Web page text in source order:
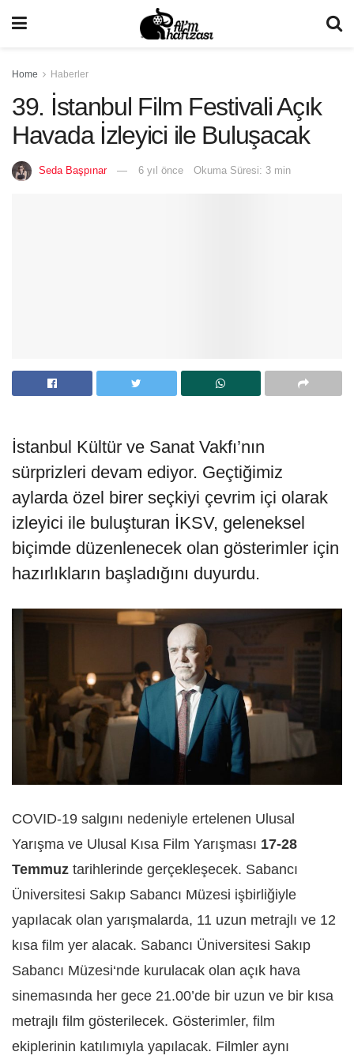
Home Haberler
39. İstanbul Film Festivali Açık
Havada İzleyici ile Buluşacak
Seda Başpınar 6 yıl önce Okuma Süresi: 3 min
İstanbul Kültür ve Sanat Vakfı’nın
sürprizleri devam ediyor. Geçtiğimiz
aylarda özel birer seçkiyi çevrim içi olarak
izleyici ile buluşturan İKSV, geleneksel
biçimde düzenlenecek olan gösterimler için
hazırlıkların başladığını duyurdu.
COVID-19 salgını nedeniyle ertelenen Ulusal
Yarışma ve Ulusal Kısa Film Yarışması 17-28
Temmuz tarihlerinde gerçekleşecek. Sabancı
Üniversitesi Sakıp Sabancı Müzesi işbirliğiyle
yapılacak olan yarışmalarda, 11 uzun metrajlı ve 12
kısa film yer alacak. Sabancı Üniversitesi Sakıp
Sabancı Müzesi‘nde kurulacak olan açık hava
sinemasında her gece 21.00’de bir uzun ve bir kısa
metrajlı film gösterilecek. Gösterimler, film
ekiplerinin katılımıyla yapılacak. Filmler aynı